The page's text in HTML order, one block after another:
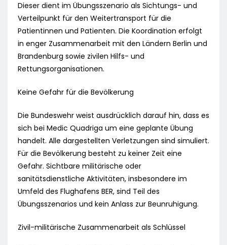
Dieser dient im Übungsszenario als Sichtungs- und
Verteilpunkt für den Weitertransport für die
Patientinnen und Patienten. Die Koordination erfolgt
in enger Zusammenarbeit mit den Ländern Berlin und
Brandenburg sowie zivilen Hilfs- und
Rettungsorganisationen.
Keine Gefahr für die Bevölkerung
Die Bundeswehr weist ausdrücklich darauf hin, dass es
sich bei Medic Quadriga um eine geplante Übung
handelt. Alle dargestellten Verletzungen sind simuliert.
Für die Bevölkerung besteht zu keiner Zeit eine
Gefahr. Sichtbare militärische oder
sanitätsdienstliche Aktivitäten, insbesondere im
Umfeld des Flughafens BER, sind Teil des
Übungsszenarios und kein Anlass zur Beunruhigung.
Zivil-militärische Zusammenarbeit als Schlüssel